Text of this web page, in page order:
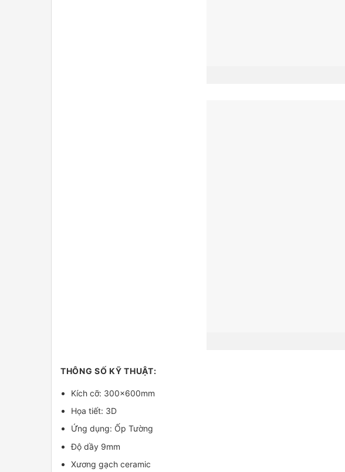
THÔNG SỐ KỸ THUẬT:
Kích cỡ: 300x600mm
Họa tiết: 3D
Ứng dụng: Ốp Tường
Độ dầy 9mm
Xương gạch ceramic